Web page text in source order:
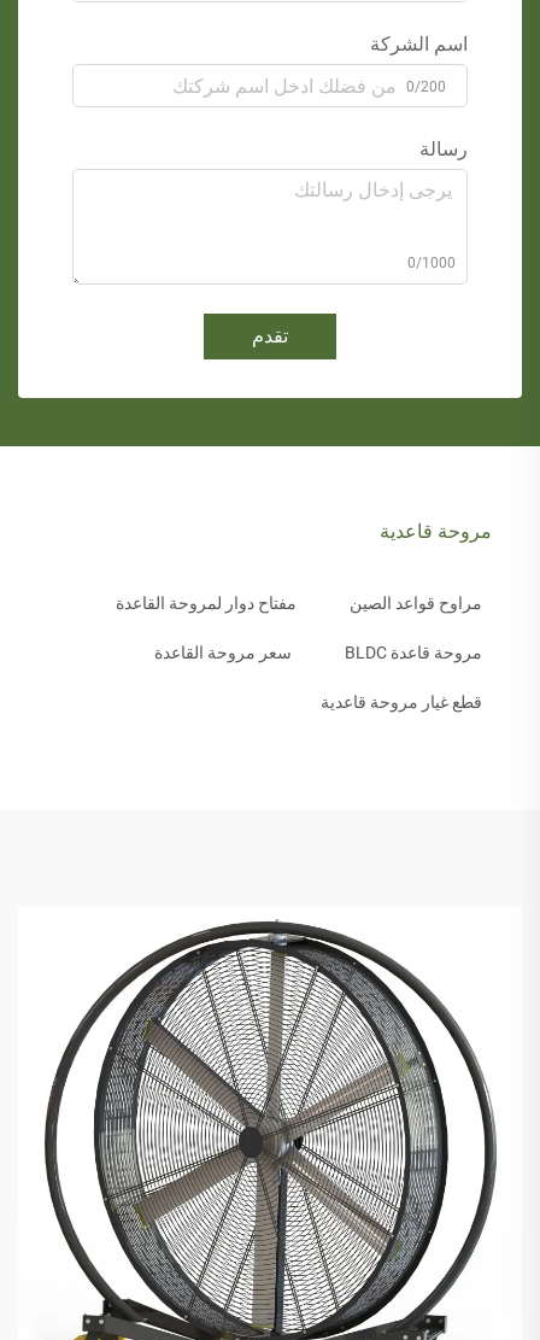
اسم الشركة
0/200
رسالة
0/1000
تقدم
مروحة قاعدية
مراوح قواعد الصين مفتاح دوار لمروحة القاعدة
مروحة قاعدة BLDC سعر مروحة القاعدة
قطع غيار مروحة قاعدية